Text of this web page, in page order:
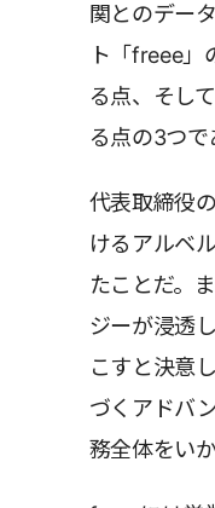
関とのデー
ト「freee
る点、そし
る点の3つ
代表取締役
けるアルベ
たことだ。
ジーが浸透
こすと決意
づくアドバ
務全体をい